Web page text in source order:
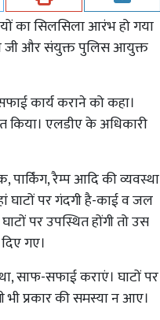
का सिलसिला आरंभ हो गया
जी और संयुक्त पुलिस आयुक्त
कार्य कराने को कहा।
किया। एलडीए के अधिकारी
रैम्प आदि की व्यवस्था
घाटों पर गंदगी है-काई व जल
पर उपस्थित होंगी तो उस
गए।
साफ-सफाई कराएं। घाटों पर
भी प्रकार की समस्या न आए।